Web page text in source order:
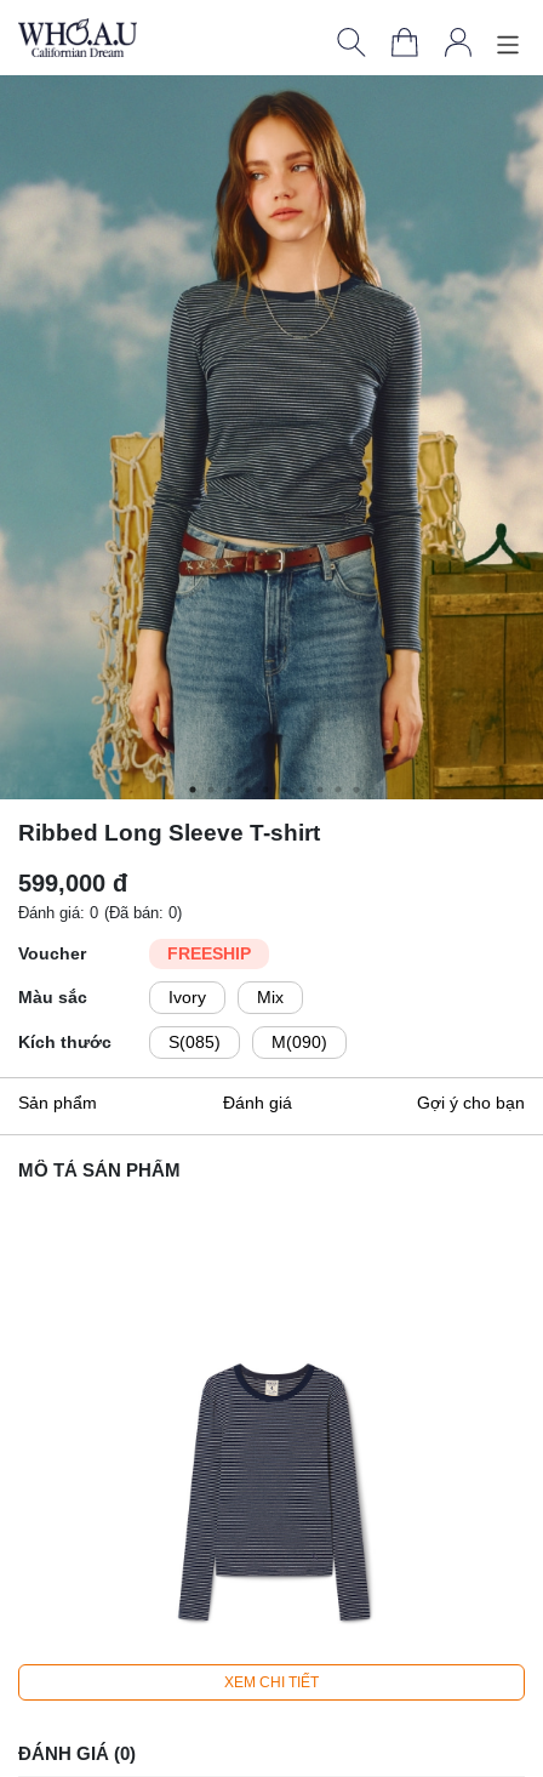
Ribbed Long Sleeve T-shirt
599,000 đ
Đánh giá: 0 (Đã bán: 0)
Voucher FREESHIP
Màu sắc Ivory Mix
Kích thước S(085) M(090)
Sản phẩm Đánh giá Gợi ý cho bạn
MÔ TẢ SẢN PHẨM
XEM CHI TIẾT
ĐÁNH GIÁ (0)